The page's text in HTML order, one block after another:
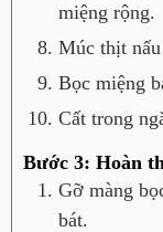
miệng rộng.
Múc thịt
Bọc miệng
Cất trong
Bước 3: Hoàn
Gỡ màng
bát.